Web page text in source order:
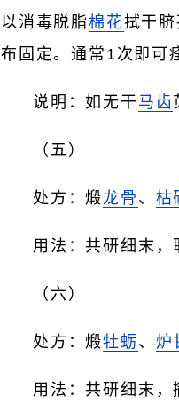
以消毒脱脂棉花拭干
布固定。通常1次即可
说明：如无干 马齿
（五）
处方：煅龙骨 、 枯
用法：共研细末，
（六）
处方：煅牡蛎、 炉
用法：共研细末，